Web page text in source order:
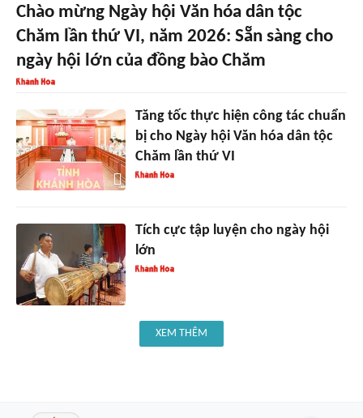
Chào mừng Ngày hội Văn hóa dân tộc
Chăm lần thứ VI, năm 2026: Sẵn sàng cho
ngày hội lớn của đồng bào Chăm
Tăng tốc thực hiện công tác chuẩn
bị cho Ngày hội Văn hóa dân tộc
Chăm lần thứ VI
Tích cực tập luyện cho ngày hội
lớn
XEM THÊM